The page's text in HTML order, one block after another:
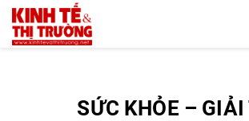
SỨC KHỎE – GIẢI